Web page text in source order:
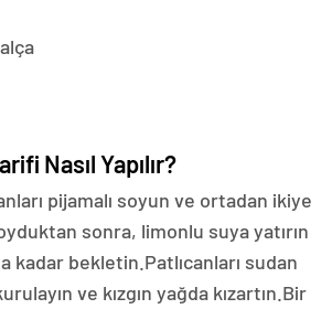
Nasıl Yapılır?
pijamalı soyun ve ortadan ikiye
sonra, limonlu suya yatırın
kadar bekletin.Patlıcanları sudan
ve kızgın yağda kızartın.Bir